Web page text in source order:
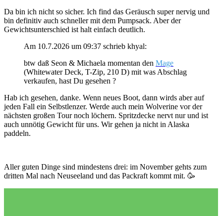
Da bin ich nicht so sicher. Ich find das Geräusch super nervig und
bin definitiv auch schneller mit dem Pumpsack. Aber der
Gewichtsunterschied ist halt einfach deutlich.
Am 10.7.2026 um 09:37 schrieb khyal:
btw daß Seon & Michaela momentan den Mage
(Whitewater Deck, T-Zip, 210 D) mit was Abschlag
verkaufen, hast Du gesehen ?
Hab ich gesehen, danke. Wenn neues Boot, dann wirds aber auf
jeden Fall ein Selbstlenzer. Werde auch mein Wolverine vor der
nächsten großen Tour noch löchern. Spritzdecke nervt nur und ist
auch unnötig Gewicht für uns. Wir gehen ja nicht in Alaska
paddeln.
Aller guten Dinge sind mindestens drei: im November gehts zum
dritten Mal nach Neuseeland und das Packraft kommt mit. 🥳